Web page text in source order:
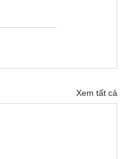
Xem tất cả